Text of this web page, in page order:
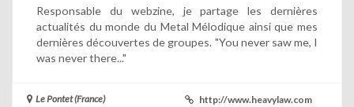
Responsable du webzine, je partage les dernières
actualités du monde du Metal Mélodique ainsi que mes
dernières découvertes de groupes. "You never saw me, I
was never there..."
Le Pontet (France) http://www.heavylaw.com